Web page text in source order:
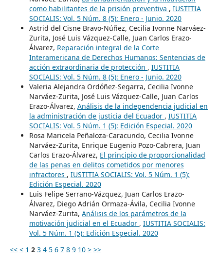
como habilitantes de la prisión preventiva , IUSTITIA
SOCIALIS: Vol. 5 Núm. 8 (5): Enero - Junio. 2020
Astrid del Cisne Bravo-Núñez, Cecilia Ivonne Narváez-
Zurita, José Luis Vázquez-Calle, Juan Carlos Erazo-
Álvarez, Reparación integral de la Corte
Interamericana de Derechos Humanos: Sentencias de
acción extraordinaria de protección , IUSTITIA
SOCIALIS: Vol. 5 Núm. 8 (5): Enero - Junio. 2020
Valeria Alejandra Ordóñez-Segarra, Cecilia Ivonne
Narváez-Zurita, José Luis Vázquez-Calle, Juan Carlos
Erazo-Álvarez, Análisis de la independencia judicial en
la administración de justicia del Ecuador , IUSTITIA
SOCIALIS: Vol. 5 Núm. 1 (5): Edición Especial. 2020
Rosa Maricela Peñaloza-Caracundo, Cecilia Ivonne
Narváez-Zurita, Enrique Eugenio Pozo-Cabrera, Juan
Carlos Erazo-Álvarez, El principio de proporcionalidad
de las penas en delitos cometidos por menores
infractores , IUSTITIA SOCIALIS: Vol. 5 Núm. 1 (5):
Edición Especial. 2020
Luis Felipe Serrano-Vázquez, Juan Carlos Erazo-
Álvarez, Diego Adrián Ormaza-Ávila, Cecilia Ivonne
Narváez-Zurita, Análisis de los parámetros de la
motivación judicial en el Ecuador , IUSTITIA SOCIALIS:
Vol. 5 Núm. 1 (5): Edición Especial. 2020
<< < 1 2 3 4 5 6 7 8 9 10 > >>